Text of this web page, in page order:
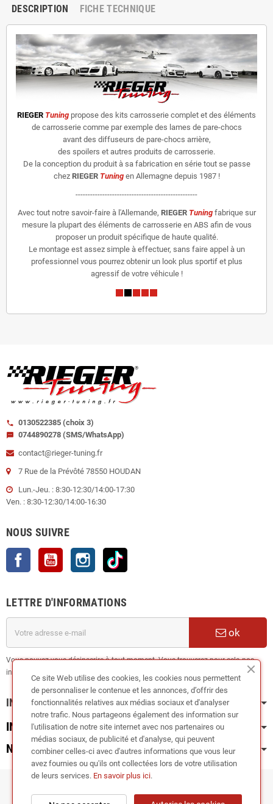
DESCRIPTION FICHE TECHNIQUE
RIEGER Tuning propose des kits carrosserie complet et des éléments
de carrosserie comme par exemple des lames de pare-chocs
avant des diffuseurs de pare-chocs arrière,
des spoilers et autres produits de carrosserie.
De la conception du produit à sa fabrication en série tout se passe
chez RIEGER Tuningen Allemagne depuis 1987 !
--------------------------------------------------
Avec tout notre savoir-faire à l'Allemande, RIEGER Tuning fabrique sur
mesure la plupart des éléments de carrosserie en ABS afin de vous
proposer un produit spécifique de haute qualité.
Le montage est assez simple à effectuer, sans faire appel à un
professionnel vous pourrez obtenir un look plus sportif et plus
agressif de votre véhicule !
call 0130522385 (choix 3)
sms
0744890278 (SMS/WhatsApp)
contact@rieger-tuning.fr
7 Rue de la Prévôté 78550 HOUDAN
Lun.-Jeu. : 8:30-12:30/14:00-17:30
Ven. : 8:30-12:30/14:00-16:30
NOUS SUIVRE
Facebook YouTube Instagram
LETTRE D'INFORMATIONS
ok
Vous pouvez vous désinscrire à tout moment. Vous trouverez pour cela nos
informations de contact dans les conditions d'utilisation du site.
INFORMATION
INFOS PRATIQUES
NOS CATÉGORIES
Ce site Web utilise des cookies, les cookies nous permettent
de personnaliser le contenue et les annonces, d’offrir des
fonctionnalités relatives aux médias sociaux et d'analyser
notre trafic. Nous partageons également des information sur
l'utilisation de notre site internet avec nos partenaires ou
médias sociaux, de publicité et d'analyse, qui peuvent
combiner celles-ci avec d'autres informations que vous leur
avez fournies ou qu'ils ont collectées lors de votre utilisation
de leurs services. En savoir plus ici.